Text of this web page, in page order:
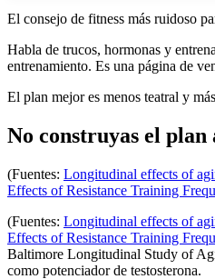
El consejo de fitness más ruidoso
Habla de trucos, hormonas y
entrenamiento. Es una página de
El plan mejor es menos teatral y
No construyas el plan
(Fuentes: Longitudinal effects of
Effects of Resistance Training
(Fuentes: Longitudinal effects of
Effects of Resistance Training
Baltimore Longitudinal Study of
como potenciador de testosterona.